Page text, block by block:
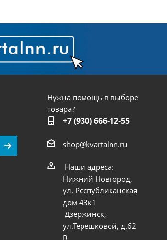
Нужна помощь в выборе
товара?
+7 (930) 666-12-55
shop@kvartalnn.ru
Наши адреса:
Нижний Новгород,
ул. Республиканская
дом 43к1
Дзержинск,
ул.Терешковой, д.62
В